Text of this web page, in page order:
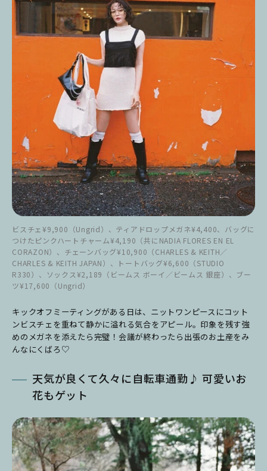
ビスチェ¥9,900（Ungrid）、ティアドロップメガネ¥4,400、バッグに
つけたピンクハートチャーム¥4,190（共にNADIA FLORES EN EL
CORAZON）、チェーンバッグ¥10,900（CHARLES & KEITH／
CHARLES & KEITH JAPAN）、トートバッグ¥6,600（STUDIO
R330）、ソックス¥2,189（ビームス ボーイ／ビームス 銀座）、ブー
ツ¥17,600（Ungrid）
キックオフミーティングがある日は、ニットワンピースにコット
ンビスチェを重ねて静かに溢れる気合をアピール。印象を残す強
めのメガネを添えたら完璧！会議が終わったら出張のお土産をみ
んなにくばろ♡
天気が良くて久々に自転車通勤♪ 可愛いお
花もゲット